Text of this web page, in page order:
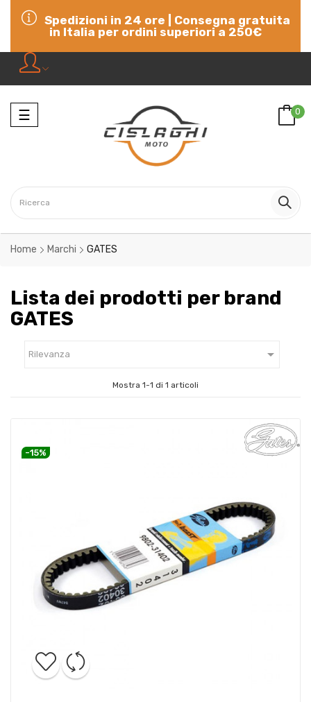
Spedizioni in 24 ore | Consegna gratuita
in Italia per ordini superiori a 250€
Navigazione
☰ 0
Home Marchi GATES
Lista dei prodotti per brand
GATES
Rilevanza 
Mostra 1-1 di 1 articoli
-15%